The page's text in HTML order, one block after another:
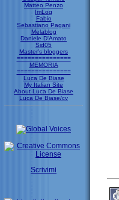
Matteo Penzo
ImLog
Fabio
Sebastiano Pagani
Melablog
Daniele D'Amato
Sid05
Master's bloggers
===============
MEMORIA
===============
Luca De Biase
My Italian Site
About Luca De Biase
Luca De Biase/cv
Scrivimi